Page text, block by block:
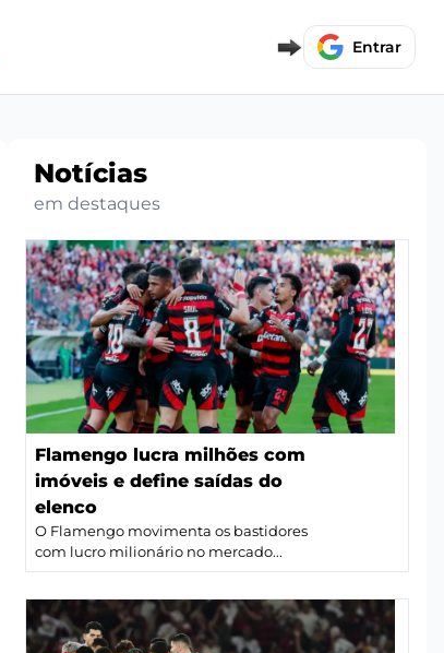
Entrar
Notícias
em destaques
Flamengo lucra milhões com
imóveis e define saídas do
elenco
O Flamengo movimenta os bastidores
com lucro milionário no mercado...